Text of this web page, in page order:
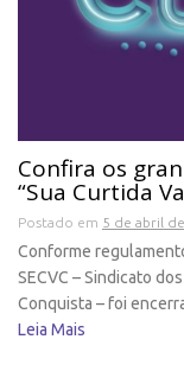
Confira os
“Sua Curtida
Postado em 5 de abril
Conforme
SECVC – Sindicato
Conquista – foi
Leia Mais